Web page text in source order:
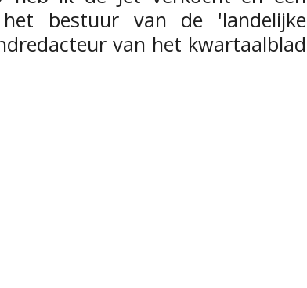
bestuur van de 'landelijke
van het kwartaalblad